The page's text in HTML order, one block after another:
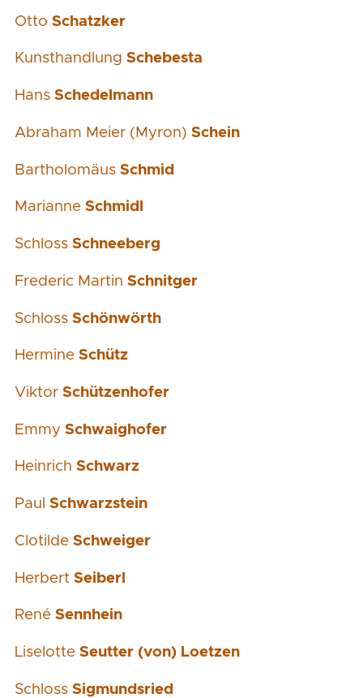
Otto Schatzker
Kunsthandlung Schebesta
Hans Schedelmann
Abraham Meier (Myron) Schein
Bartholomäus Schmid
Marianne Schmidl
Schloss Schneeberg
Frederic Martin Schnitger
Schloss Schönwörth
Hermine Schütz
Viktor Schützenhofer
Emmy Schwaighofer
Heinrich Schwarz
Paul Schwarzstein
Clotilde Schweiger
Herbert Seiberl
René Sennhein
Liselotte Seutter (von) Loetzen
Schloss Sigmundsried